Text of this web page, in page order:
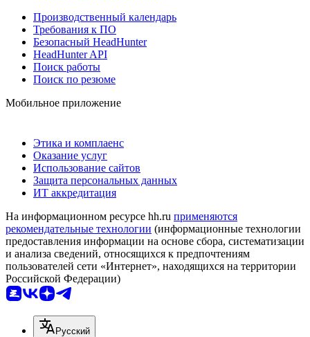
Производственный календарь
Требования к ПО
Безопасный HeadHunter
HeadHunter API
Поиск работы
Поиск по резюме
Мобильное приложение
Этика и комплаенс
Оказание услуг
Использование сайтов
Защита персональных данных
ИТ аккредитация
На информационном ресурсе hh.ru применяются
рекомендательные технологии (информационные технологии
предоставления информации на основе сбора, систематизации
и анализа сведений, относящихся к предпочтениям
пользователей сети «Интернет», находящихся на территории
Российской Федерации)
Русский